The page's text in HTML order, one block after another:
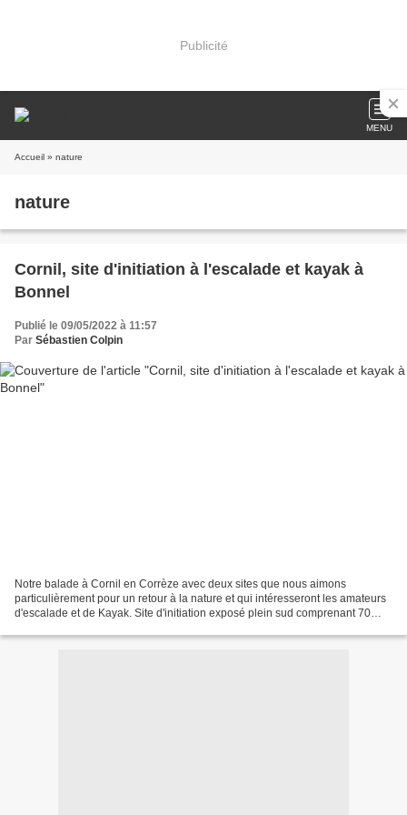
Publicité
MENU
Accueil » nature
nature
Cornil, site d'initiation à l'escalade et kayak à
Bonnel
Publié le 09/05/2022 à 11:57
Par Sébastien Colpin
Notre balade à Cornil en Corrèze avec deux sites que nous aimons
particulièrement pour un retour à la nature et qui intéresseront les amateurs
d'escalade et de Kayak. Site d'initiation exposé plein sud comprenant 70